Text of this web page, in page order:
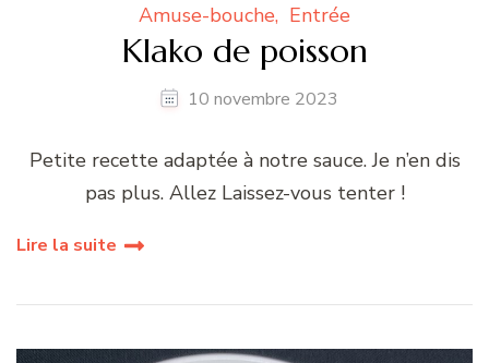
Amuse-bouche Entrée
Klako de poisson
10 novembre 2023
Petite recette adaptée à notre sauce. Je n’en dis
pas plus. Allez Laissez-vous tenter !
Lire la suite